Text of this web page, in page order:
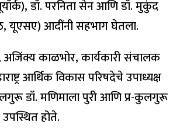
डॉ. परनिता सेन आणि डॉ. मुकुंद
यूएसए) आदींनी सहभाग घेतला.
अजिंक्य काळभोर, कार्यकारी संचालक
आर्थिक विकास परिषदेचे उपाध्यक्ष
डॉ. मणिमाला पुरी आणि प्र-कुलगुरू
होते.